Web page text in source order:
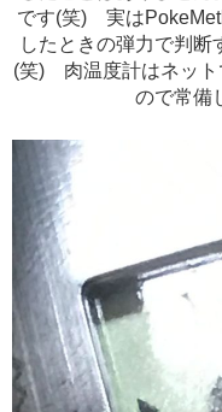
です(笑) 実は
したときの弾力で判断
(笑) 肉温度計はネット
ので常備